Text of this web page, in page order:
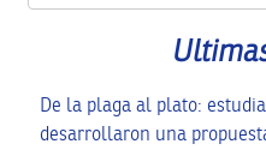
De la plaga al plato:
desarrollaron una